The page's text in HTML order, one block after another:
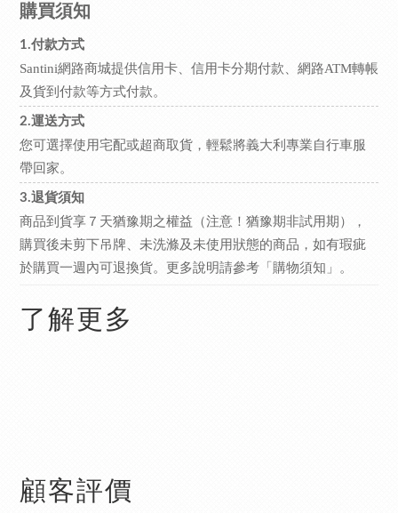
購買須知
1.付款方式
Santini網路商城提供信用卡、信用卡分期付款、網路ATM轉帳
及貨到付款等方式付款。
2.運送方式
您可選擇使用宅配或超商取貨，輕鬆將義大利專業自行車服
帶回家。
3.退貨須知
商品到貨享７天猶豫期之權益（注意！猶豫期非試用期），
購買後未剪下吊牌、未洗滌及未使用狀態的商品，如有瑕疵
於購買一週內可退換貨。更多說明請參考 「購物須知」 。
了解更多
顧客評價